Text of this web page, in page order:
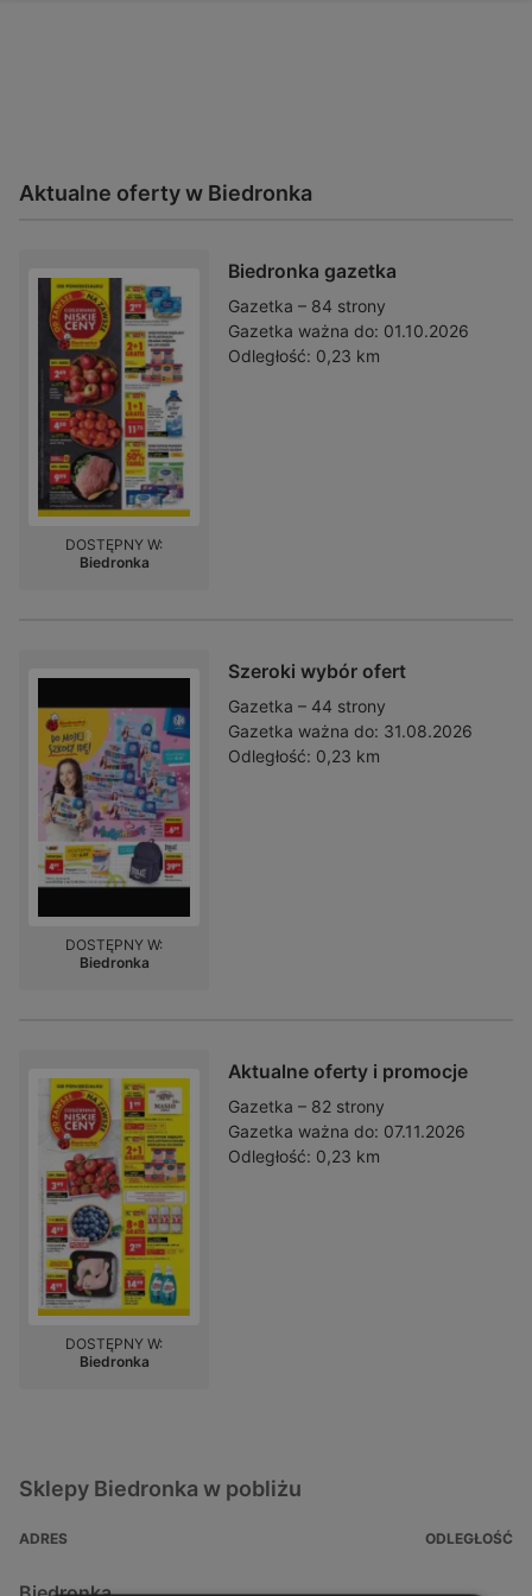
Aktualne oferty w Biedronka
Biedronka gazetka
Gazetka – 84 strony
Gazetka ważna do: 01.10.2026
Odległość: 0,23 km
DOSTĘPNY W:
Biedronka
Szeroki wybór ofert
Gazetka – 44 strony
Gazetka ważna do: 31.08.2026
Odległość: 0,23 km
DOSTĘPNY W:
Biedronka
Aktualne oferty i promocje
Gazetka – 82 strony
Gazetka ważna do: 07.11.2026
Odległość: 0,23 km
DOSTĘPNY W:
Biedronka
Sklepy Biedronka w pobliżu
ADRES ODLEGŁOŚĆ